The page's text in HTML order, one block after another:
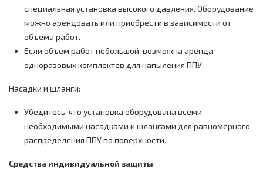
специальная установка высокого давления. Оборудование
можно арендовать или приобрести в зависимости от
объема работ.
Если объем работ небольшой, возможна аренда
одноразовых комплектов для напыления ППУ.
Насадки и шланги:
Убедитесь, что установка оборудована всеми
необходимыми насадками и шлангами для равномерного
распределения ППУ по поверхности.
Средства индивидуальной защиты